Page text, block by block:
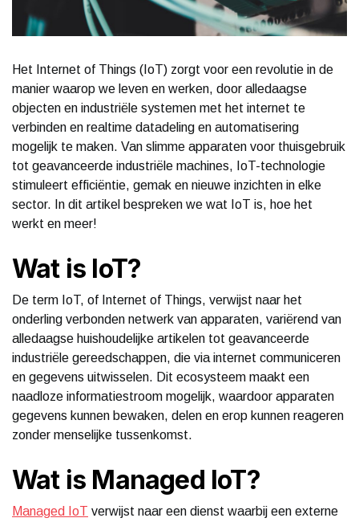
Het Internet of Things (IoT) zorgt voor een revolutie in de
manier waarop we leven en werken, door alledaagse
objecten en industriële systemen met het internet te
verbinden en realtime datadeling en automatisering
mogelijk te maken. Van slimme apparaten voor thuisgebruik
tot geavanceerde industriële machines, IoT-technologie
stimuleert efficiëntie, gemak en nieuwe inzichten in elke
sector. In dit artikel bespreken we wat IoT is, hoe het
werkt en meer!
Wat is IoT?
De term IoT, of Internet of Things, verwijst naar het
onderling verbonden netwerk van apparaten, variërend van
alledaagse huishoudelijke artikelen tot geavanceerde
industriële gereedschappen, die via internet communiceren
en gegevens uitwisselen. Dit ecosysteem maakt een
naadloze informatiestroom mogelijk, waardoor apparaten
gegevens kunnen bewaken, delen en erop kunnen reageren
zonder menselijke tussenkomst.
Wat is Managed IoT?
Managed IoT verwijst naar een dienst waarbij een externe